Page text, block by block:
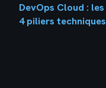
DevOps Cloud : les
4 piliers techniques